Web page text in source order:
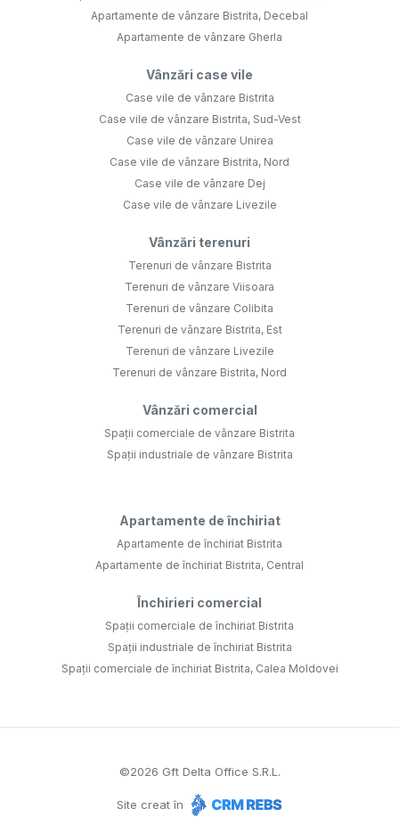
Apartamente de vânzare Bistrita, Decebal
Apartamente de vânzare Gherla
Vânzări case vile
Case vile de vânzare Bistrita
Case vile de vânzare Bistrita, Sud-Vest
Case vile de vânzare Unirea
Case vile de vânzare Bistrita, Nord
Case vile de vânzare Dej
Case vile de vânzare Livezile
Vânzări terenuri
Terenuri de vânzare Bistrita
Terenuri de vânzare Viisoara
Terenuri de vânzare Colibita
Terenuri de vânzare Bistrita, Est
Terenuri de vânzare Livezile
Terenuri de vânzare Bistrita, Nord
Vânzări comercial
Spații comerciale de vânzare Bistrita
Spații industriale de vânzare Bistrita
Apartamente de închiriat
Apartamente de închiriat Bistrita
Apartamente de închiriat Bistrita, Central
Închirieri comercial
Spații comerciale de închiriat Bistrita
Spații industriale de închiriat Bistrita
Spații comerciale de închiriat Bistrita, Calea Moldovei
©2026 Gft Delta Office S.R.L.
Site creat în